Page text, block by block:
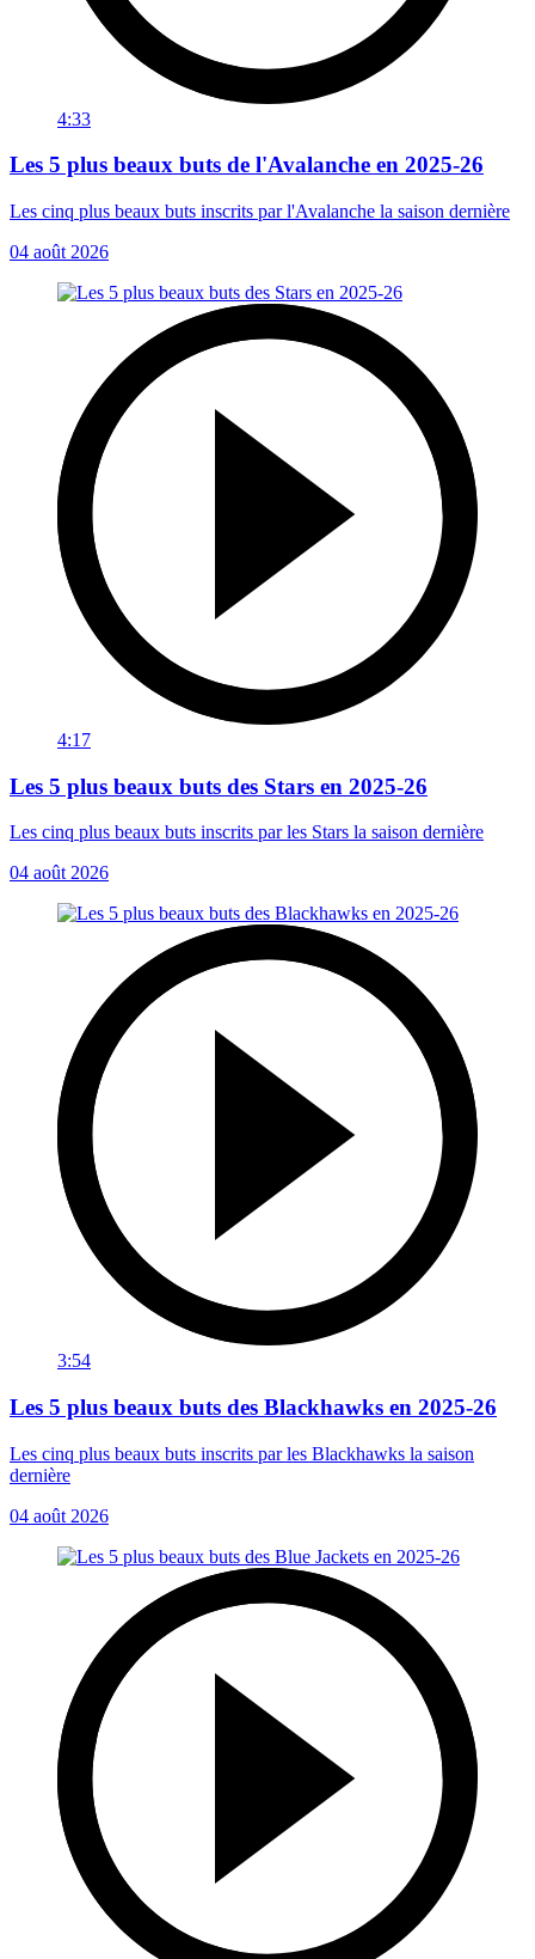
4:33
Les 5 plus beaux buts de l'Avalanche en 2025-26
Les cinq plus beaux buts inscrits par l'Avalanche la saison dernière
04 août 2026
4:17
Les 5 plus beaux buts des Stars en 2025-26
Les cinq plus beaux buts inscrits par les Stars la saison dernière
04 août 2026
3:54
Les 5 plus beaux buts des Blackhawks en 2025-26
Les cinq plus beaux buts inscrits par les Blackhawks la saison
dernière
04 août 2026